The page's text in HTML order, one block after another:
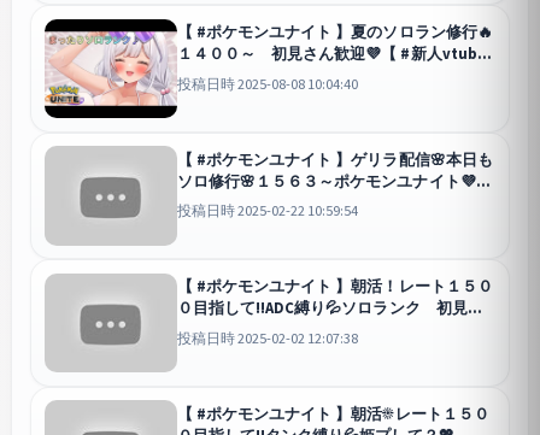
【 #ポケモンユナイト 】夏のソロラン修行🔥
１４００～ 初見さん歓迎💜【 #新人vtuber
/ 胡桃眠 】
ユナイト
投稿日時 2025-08-08 10:04:40
【 #ポケモンユナイト 】ゲリラ配信🌸本日も
ソロ修行🌸１５６３～ポケモンユナイト💜１
6００目指す！初見さん歓迎💖【 #新人
vtuber / 胡桃眠 】
投稿日時 2025-02-22 10:59:54
【 #ポケモンユナイト 】朝活！レート１５０
０目指して!!ADC縛り💦ソロランク 初見さ
ん歓迎💖【 #新人vtuber / 胡桃眠 】
投稿日時 2025-02-02 12:07:38
【 #ポケモンユナイト 】朝活☀レート１５０